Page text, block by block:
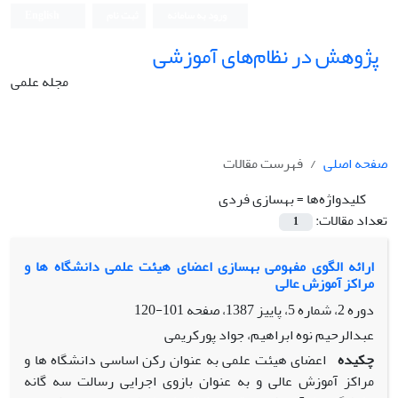
پژوهش در نظام‌های آموزشی
مجله علمی
صفحه اصلی
فهرست مقالات
کلیدواژه‌ها =بهسازی فردی
تعداد مقالات:
1
ارائه الگوی مفهومی بهسازی اعضای هیئت علمی دانشگاه ها و
مراکز آموزش عالی
دوره 2، شماره 5، پاییز 1387، صفحه
101-120
عبدالرحیم نوه ابراهیم، جواد پورکریمی
چکیده اعضای هیئت علمی به عنوان رکن اساسی دانشگاه ها و
مراکز آموزش عالی و به عنوان بازوی اجرایی رسالت سه گانه